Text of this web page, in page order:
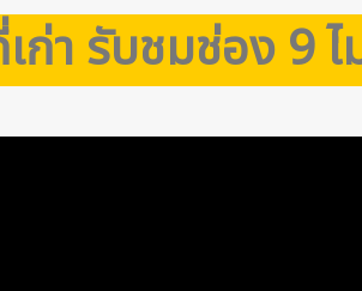
ก่า รับชมช่อง 9 ไ